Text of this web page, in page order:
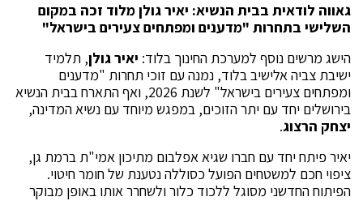
גאווה לודאית בבית הנשיא: יאיר גולן מלוד זכה במקום
השלישי בתחרות "מדענים ומפתחים צעירים בישראל"
הישג מרשים נוסף למערכת החינוך בלוד: יאיר גולן, תלמיד
ישיבת צביה אלישיב בלוד, נמנה עם זוכי תחרות "מדענים
ומפתחים צעירים בישראל" לשנת 2026, ואף התארח בבית הנשיא
בירושלים יחד עם יתר הזוכים, במפגש מיוחד עם נשיא המדינה,
יצחק הרצוג.
יאיר פיתח יחד עם חברו שגיא אפלבום מתיכון אמי"ת ברמת גן,
ציפוי חכם למשטחים הפועל כסוללה נטענת של חומר חיטוי.
הפיתוח החדשני מסוגל ללכוד כלור ולשחרר אותו באופן מבוקר